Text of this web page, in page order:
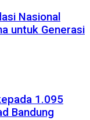
Nasional
untuk Generasi
1.095
Bandung